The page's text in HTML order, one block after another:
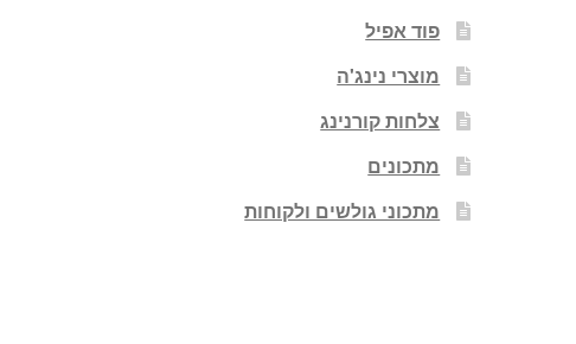
פוד אפיל
מוצרי נינג'ה
צלחות קורנינג
מתכונים
מתכוני גולשים ולקוחות